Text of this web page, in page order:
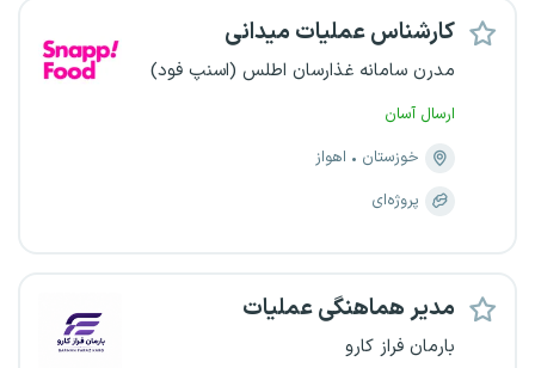
کارشناس عملیات میدانی
مدرن سامانه غذارسان اطلس (اسنپ فود)
ارسال آسان
خوزستان
اهواز
پروژه‌ای
مدیر هماهنگی عملیات
بارمان فراز کارو